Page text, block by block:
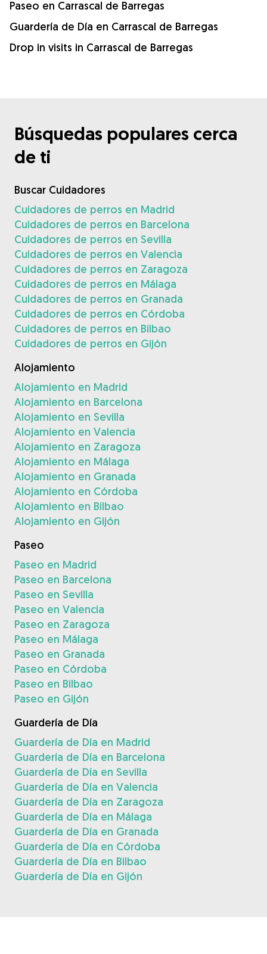
Paseo en Carrascal de Barregas
Guardería de Día en Carrascal de Barregas
Drop in visits in Carrascal de Barregas
Búsquedas populares cerca
de ti
Buscar Cuidadores
Cuidadores de perros en Madrid
Cuidadores de perros en Barcelona
Cuidadores de perros en Sevilla
Cuidadores de perros en Valencia
Cuidadores de perros en Zaragoza
Cuidadores de perros en Málaga
Cuidadores de perros en Granada
Cuidadores de perros en Córdoba
Cuidadores de perros en Bilbao
Cuidadores de perros en Gijón
Alojamiento
Alojamiento en Madrid
Alojamiento en Barcelona
Alojamiento en Sevilla
Alojamiento en Valencia
Alojamiento en Zaragoza
Alojamiento en Málaga
Alojamiento en Granada
Alojamiento en Córdoba
Alojamiento en Bilbao
Alojamiento en Gijón
Paseo
Paseo en Madrid
Paseo en Barcelona
Paseo en Sevilla
Paseo en Valencia
Paseo en Zaragoza
Paseo en Málaga
Paseo en Granada
Paseo en Córdoba
Paseo en Bilbao
Paseo en Gijón
Guardería de Día
Guardería de Día en Madrid
Guardería de Día en Barcelona
Guardería de Día en Sevilla
Guardería de Día en Valencia
Guardería de Día en Zaragoza
Guardería de Día en Málaga
Guardería de Día en Granada
Guardería de Día en Córdoba
Guardería de Día en Bilbao
Guardería de Día en Gijón